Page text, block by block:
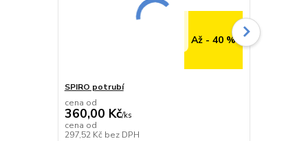
Až - 40 %
SPIRO potrubí
cena od
360,00 Kč/ks
cena od
297,52 Kč bez DPH